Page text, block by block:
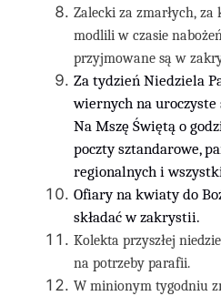
Zalecki za zmarłych,
modlili w czasie
przyjmowane są w
Za tydzień Niedziela
wiernych na uroczyste
Na Mszę Świętą o
poczty sztandarowe,
regionalnych i
Ofiary na kwiaty do
składać w zakrystii.
Kolekta przyszłej
na potrzeby parafii.
W minionym tygodniu